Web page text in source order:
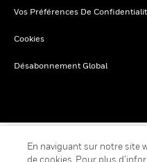
Vos Préférences De
Cookies
Désabonnement Global
En naviguant sur notre site
de cookies. Pour plus